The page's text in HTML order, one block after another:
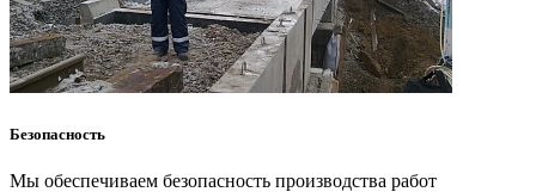
Безопасность
Мы обеспечиваем безопасность производства работ